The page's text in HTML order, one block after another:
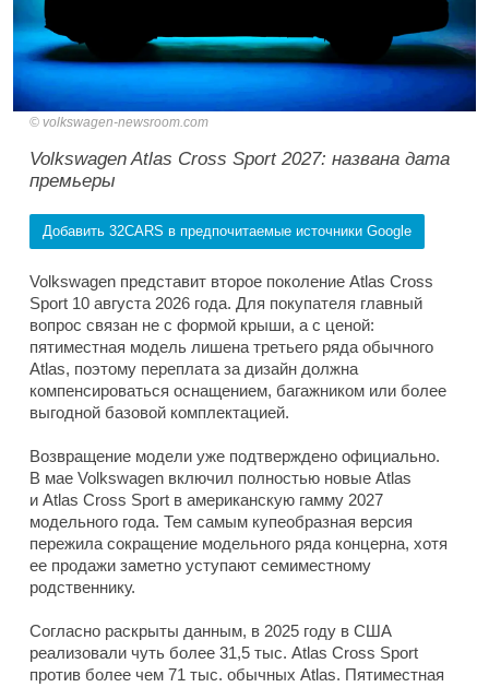
volkswagen-newsroom.com
Volkswagen Atlas Cross Sport 2027: названа дата
премьеры
Добавить 32CARS в предпочитаемые источники Google
Volkswagen представит второе поколение Atlas Cross
Sport 10 августа 2026 года. Для покупателя главный
вопрос связан не с формой крыши, а с ценой:
пятиместная модель лишена третьего ряда обычного
Atlas, поэтому переплата за дизайн должна
компенсироваться оснащением, багажником или более
выгодной базовой комплектацией.
Возвращение модели уже подтверждено официально.
В мае Volkswagen включил полностью новые Atlas
и Atlas Cross Sport в американскую гамму 2027
модельного года. Тем самым купеобразная версия
пережила сокращение модельного ряда концерна, хотя
ее продажи заметно уступают семиместному
родственнику.
Согласно раскрыты данным, в 2025 году в США
реализовали чуть более 31,5 тыс. Atlas Cross Sport
против более чем 71 тыс. обычных Atlas. Пятиместная